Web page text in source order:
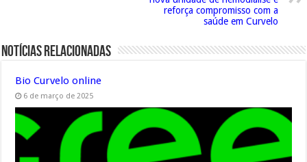
reforça compromisso com a
saúde em Curvelo
Notícias Relacionadas
Bio Curvelo online
6 de março de 2025